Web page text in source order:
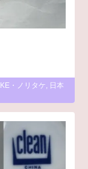
・ノリタケ
日本